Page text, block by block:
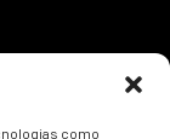
como